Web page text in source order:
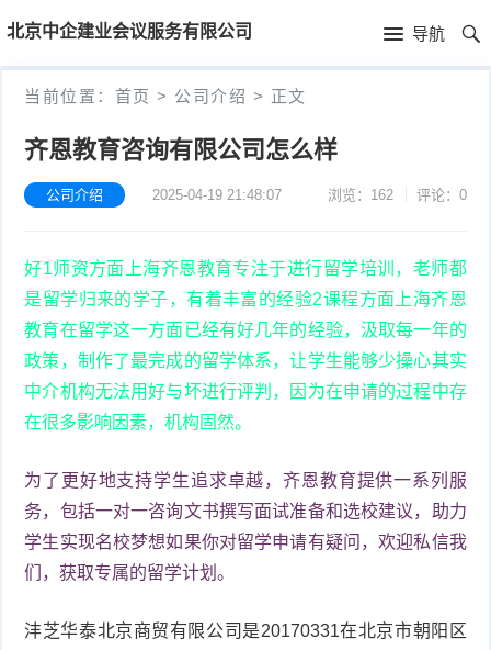
北京中企建业会议服务有限公司 导航
首
页
首
当前位置： 首页 > 公司介绍 > 正文
齐恩教育咨询有限公司怎么样
公司介绍 2025-04-19 21:48:07 浏览：162 评论：0
好1师资方面上海齐恩教育专注于进行留学培训，老师都
是留学归来的学子，有着丰富的经验2课程方面上海齐恩
教育在留学这一方面已经有好几年的经验，汲取每一年的
政策，制作了最完成的留学体系，让学生能够少操心其实
中介机构无法用好与坏进行评判，因为在申请的过程中存
在很多影响因素，机构固然。
为了更好地支持学生追求卓越，齐恩教育提供一系列服
务，包括一对一咨询文书撰写面试准备和选校建议，助力
学生实现名校梦想如果你对留学申请有疑问，欢迎私信我
们，获取专属的留学计划。
沣芝华泰北京商贸有限公司是20170331在北京市朝阳区